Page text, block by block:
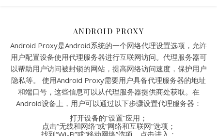
ANDROID PROXY
Android Proxy是Android系统的一个网络代理设置选项，允许
用户配置设备使用代理服务器进行互联网访问。代理服务器可
以帮助用户访问被封锁的网站，提高网络访问速度，保护用户
隐私等。 使用Android Proxy需要用户具备代理服务器的地址
和端口号，这些信息可以从代理服务器提供商处获取。在
Android设备上，用户可以通过以下步骤设置代理服务器：
打开设备的“设置”应用；
点击“无线和网络”或“网络和互联网”选项；
找到“Wi-Fi”或“移动网络”选项，点击进入；